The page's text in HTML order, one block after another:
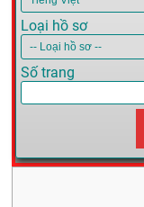
Loại hồ sơ
Số trang